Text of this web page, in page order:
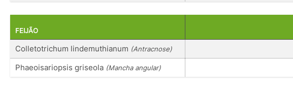
FEIJÃO
Colletotrichum lindemuthianum (Antracnose)
Phaeoisariopsis griseola (Mancha angular)